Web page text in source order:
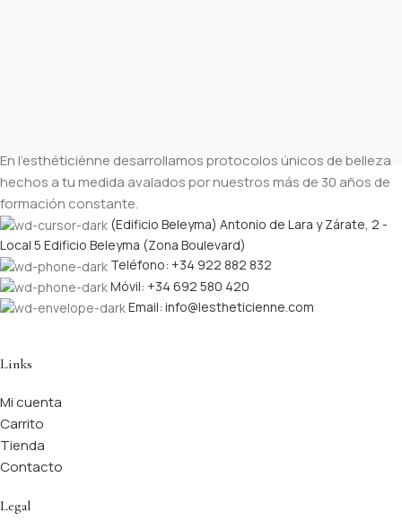
En l’esthéticiènne desarrollamos protocolos únicos de belleza
hechos a tu medida avalados por nuestros más de 30 años de
formación constante.
(Edificio Beleyma) Antonio de Lara y Zárate, 2 -
Local 5 Edificio Beleyma (Zona Boulevard)
Teléfono: +34 922 882 832
Móvil: +34 692 580 420
Email: info@lestheticienne.com
Links
Mi cuenta
Carrito
Tienda
Contacto
Legal